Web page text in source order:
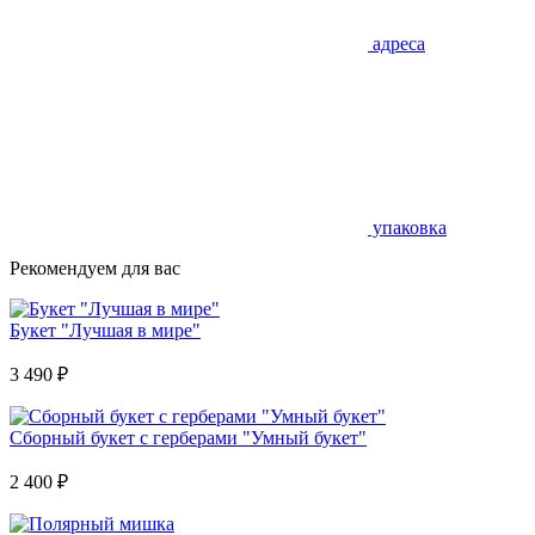
адреса
упаковка
Рекомендуем для вас
Букет "Лучшая в мире"
3 490 ₽
Сборный букет с герберами "Умный букет"
2 400 ₽